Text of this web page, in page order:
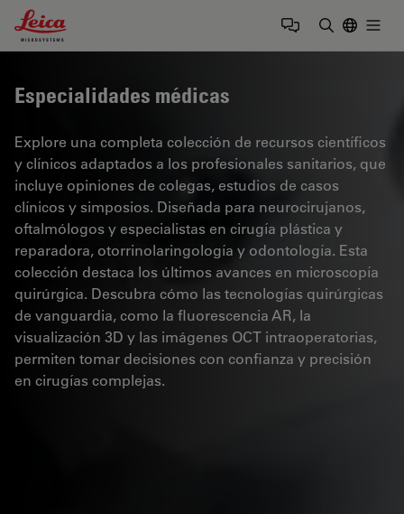
Leica Microsystems Logo
Especialidades médicas
Explore una completa colección de recursos científicos
y clínicos adaptados a los profesionales sanitarios, que
incluye opiniones de colegas, estudios de casos
clínicos y simposios. Diseñada para neurocirujanos,
oftalmólogos y especialistas en cirugía plástica y
reparadora, otorrinolaringología y odontología. Esta
colección destaca los últimos avances en microscopía
quirúrgica. Descubra cómo las tecnologías quirúrgicas
de vanguardia, como la fluorescencia AR, la
visualización 3D y las imágenes OCT intraoperatorias,
permiten tomar decisiones con confianza y precisión
en cirugías complejas.